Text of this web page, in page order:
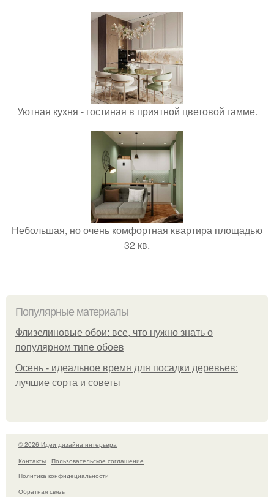
Уютная кухня - гостиная в приятной цветовой гамме.
Небольшая, но очень комфортная квартира площадью
32 кв.
Популярные материалы
Флизелиновые обои: все, что нужно знать о
популярном типе обоев
Осень - идеальное время для посадки деревьев:
лучшие сорта и советы
© 2026 Идеи дизайна интерьера
Контакты
Пользовательское соглашение
Политика конфидециальности
Обратная связь